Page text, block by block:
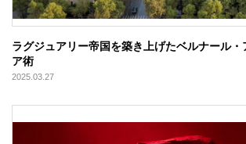
ラグジュアリー帝国を築き上げたベルナール・
ア術
2025.03.27